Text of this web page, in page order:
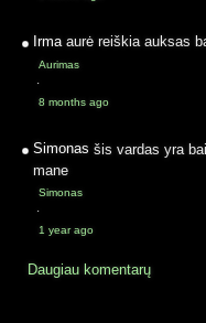
Irma aurė reiškia auksas
Aurimas
·
8 months ago
Simonas šis vardas yra
mane
Simonas
·
1 year ago
Daugiau komentarų